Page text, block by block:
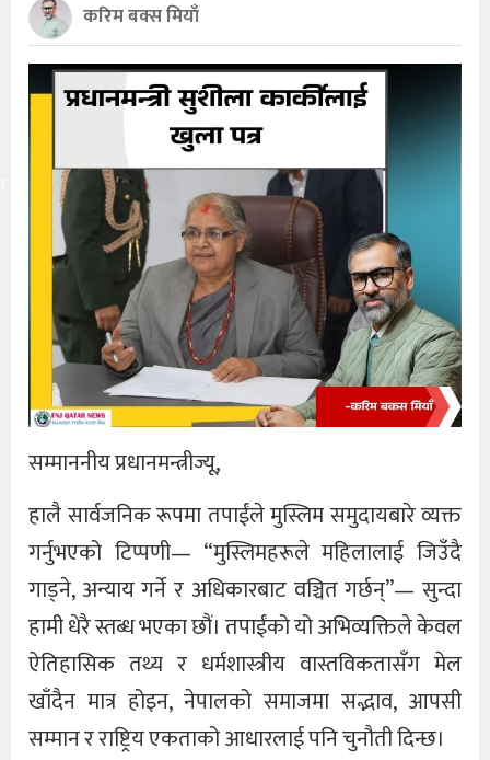
करिम बक्स मियाँ
सम्माननीय प्रधानमन्त्रीज्यू,
हालै सार्वजनिक रूपमा तपाईंले मुस्लिम समुदायबारे व्यक्त
गर्नुभएको टिप्पणी— “मुस्लिमहरूले महिलालाई जिउँदै
गाड्ने, अन्याय गर्ने र अधिकारबाट वञ्चित गर्छन्”— सुन्दा
हामी धेरै स्तब्ध भएका छौं। तपाईंको यो अभिव्यक्तिले केवल
ऐतिहासिक तथ्य र धर्मशास्त्रीय वास्तविकतासँग मेल
खाँदैन मात्र होइन, नेपालको समाजमा सद्भाव, आपसी
सम्मान र राष्ट्रिय एकताको आधारलाई पनि चुनौती दिन्छ।